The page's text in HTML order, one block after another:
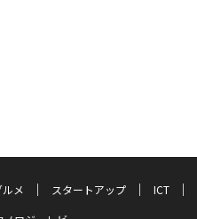
ルメ スタートアップ ICT